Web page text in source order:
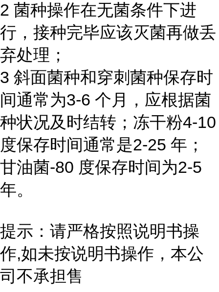
2 菌种操作在无菌条件下进
行，接种完毕应该灭菌再做丢
弃处理；
3 斜面菌种和穿刺菌种保存时
间通常为3-6 个月，应根据菌
种状况及时结转；冻干粉4-10
度保存时间通常是2-25 年；
甘油菌-80 度保存时间为2-5
年。
提示：请严格按照说明书操
作,如未按说明书操作，本公
司不承担售